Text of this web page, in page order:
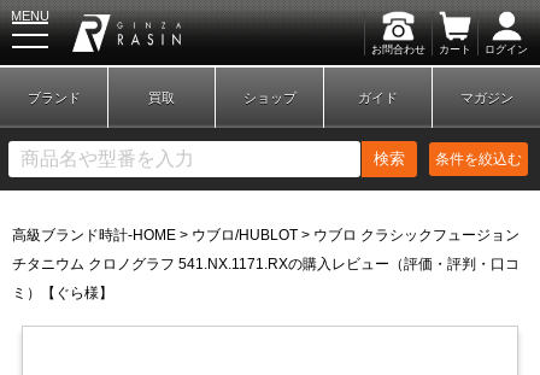
お問合わせ カート ログイン
MENU
新規会員登録 ログイン
ブランド 買取 ショップ ガイド マガジン
検索 条件を絞込む
高級ブランド時計-HOME > ウブロ/HUBLOT > ウブロ クラシックフュージョン
チタニウム クロノグラフ 541.NX.1171.RXの購入レビュー（評価・評判・口コ
ミ）【ぐら様】